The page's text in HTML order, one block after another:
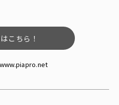
こちら！